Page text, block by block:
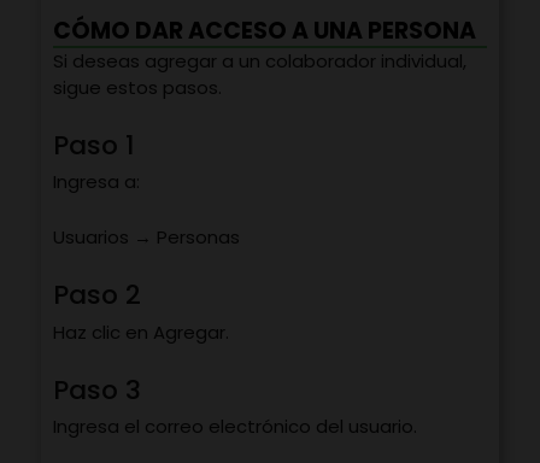
CÓMO DAR ACCESO A UNA PERSONA
Si deseas agregar a un colaborador individual,
sigue estos pasos.
Paso 1
Ingresa a:
Usuarios → Personas
Paso 2
Haz clic en Agregar.
Paso 3
Ingresa el correo electrónico del usuario.